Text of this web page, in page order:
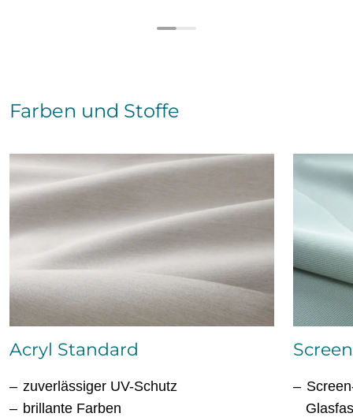
Farben und Stoffe
Acryl Standard
zuverlässiger UV-Schutz
brillante Farben
Screen